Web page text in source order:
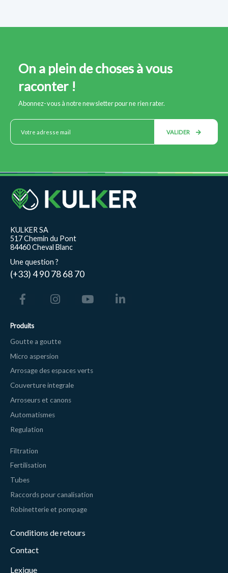
On a plein de choses à vous
raconter !
Abonnez-vous à notre newsletter pour ne rien rater.
VALIDER
KULKER SA
517 Chemin du Pont
84460 Cheval Blanc
Une question ?
(+33) 4 90 78 68 70
Produits
Goutte a goutte
Micro aspersion
Arrosage des espaces verts
Couverture integrale
Arroseurs et canons
Automatismes
Regulation
Filtration
Fertilisation
Tubes
Raccords pour canalisation
Robinetterie et pompage
Conditions de retours
Contact
Lexique